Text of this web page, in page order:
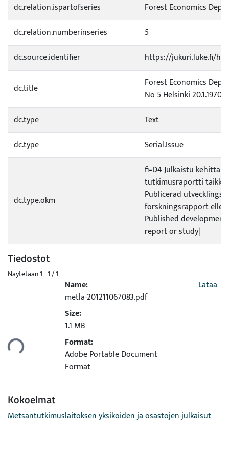
dc.relation.ispartofseries
Forest Economics
dc.relation.numberinseries
5
dc.source.identifier
https://jukuri.luke.fi/
dc.title
Forest Economics
No 5 Helsinki 20.1.1970
dc.type
Text
dc.type
Serial.Issue
dc.type.okm
fi=D4 Julkaistu
tutkimusraportti taikka
Publicerad utvecklings-
forskningsrapport eller
Published
report or study|
Tiedostot
Näytetään1 - 1 / 1
Name:
metla-201211067083.pdf
Size:
1.1 MB
Format:
Adobe Portable Document
Format
Lataa
Kokoelmat
Metsäntutkimuslaitoksen yksiköiden ja osastojen julkaisut